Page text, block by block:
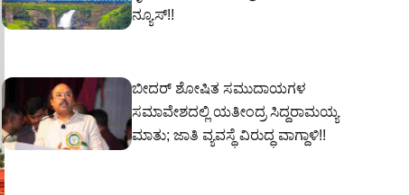
ನ್ಯೂಸ್!!
ಬೀದರ್ ಶೋಷಿತ ಸಮುದಾಯಗಳ
ಸಮಾವೇಶದಲ್ಲಿ ಯತೀಂದ್ರ ಸಿದ್ದರಾಮಯ್ಯ
ಮಾತು; ಜಾತಿ ವ್ಯವಸ್ಥೆ ವಿರುದ್ಧ ವಾಗ್ದಾಳಿ!!